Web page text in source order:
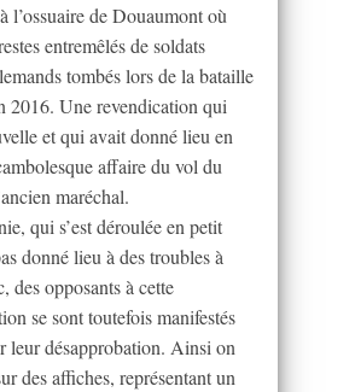
l’ossuaire de Douaumont où
entremêlés de soldats
tombés lors de la bataille
2016. Une revendication qui
et qui avait donné lieu en
affaire du vol du
maréchal.
qui s’est déroulée en petit
donné lieu à des troubles à
des opposants à cette
se sont toutefois manifestés
leur désapprobation. Ainsi on
des affiches, représentant un